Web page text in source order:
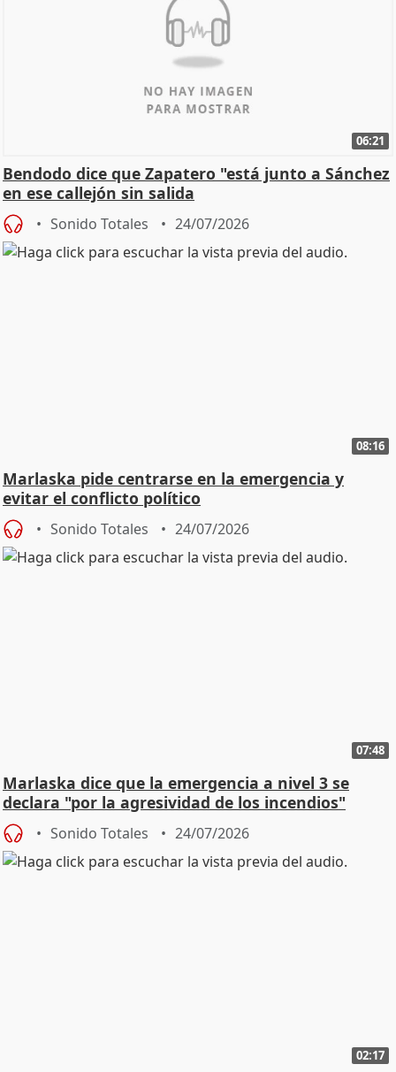
06:21
Bendodo dice que Zapatero "está junto a Sánchez
en ese callejón sin salida
Sonido Totales 24/07/2026
08:16
Marlaska pide centrarse en la emergencia y
evitar el conflicto político
Sonido Totales 24/07/2026
07:48
Marlaska dice que la emergencia a nivel 3 se
declara "por la agresividad de los incendios"
Sonido Totales 24/07/2026
02:17